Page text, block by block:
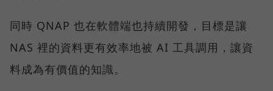
同時 QNAP 也在軟體端也持續開發，目標是讓
NAS 裡的資料更有效率地被 AI 工具調用，讓資
料成為有價值的知識。